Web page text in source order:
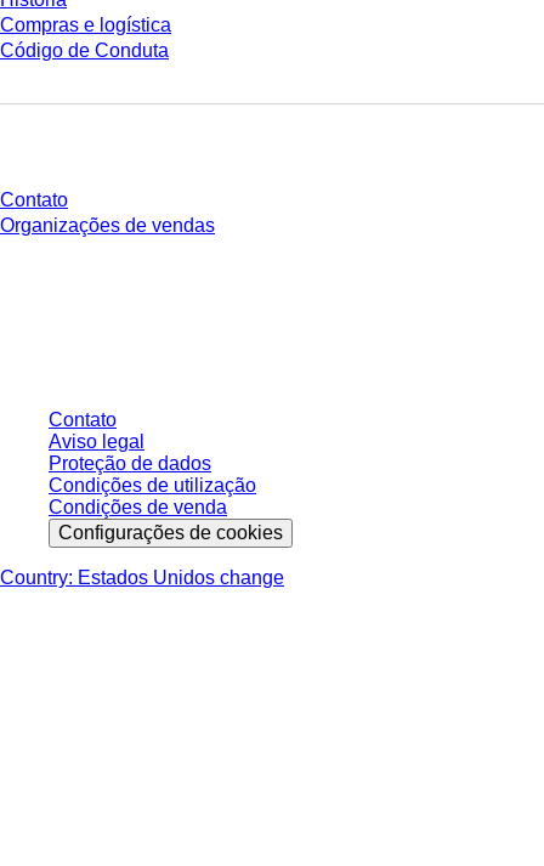
Compras e logística
Código de Conduta
Contato
Organizações de vendas
Contato
Aviso legal
Proteção de dados
Condições de utilização
Condições de venda
Configurações de cookies
Country: Estados Unidos change